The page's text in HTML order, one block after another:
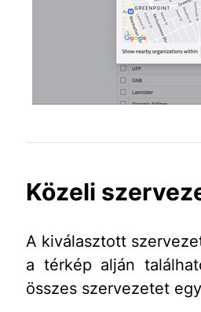
Közeli
A kiválasztott
a térkép alján
összes szervezetet